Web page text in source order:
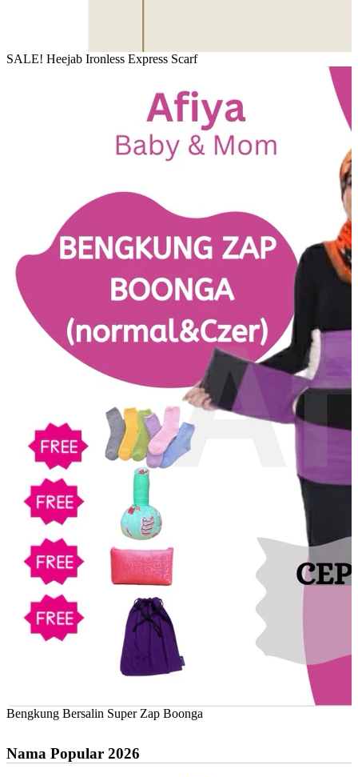
SALE! Heejab Ironless Express Scarf
Bengkung Bersalin Super Zap Boonga
Nama Popular 2026